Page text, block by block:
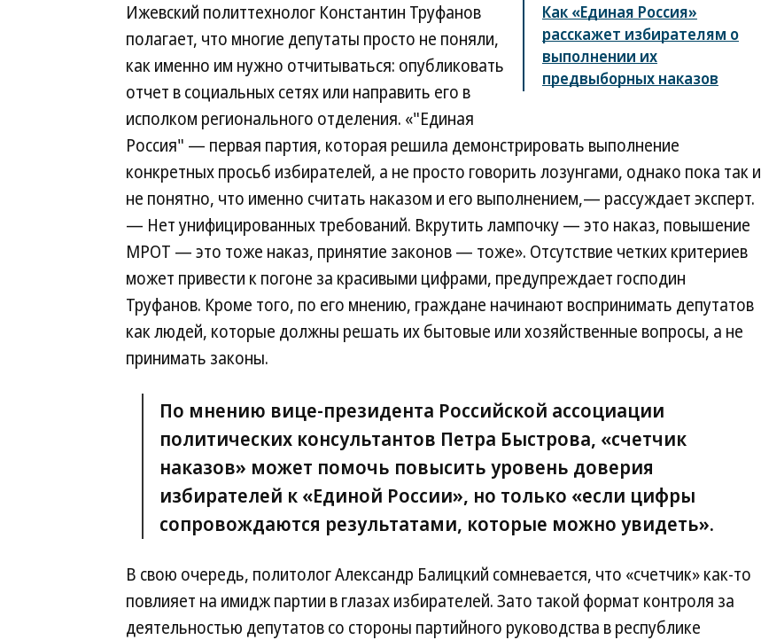
Как «Единая Россия»
расскажет избирателям о
выполнении их
предвыборных наказов
Ижевский политтехнолог Константин Труфанов
полагает, что многие депутаты просто не поняли,
как именно им нужно отчитываться: опубликовать
отчет в социальных сетях или направить его в
исполком регионального отделения. «"Единая
Россия" — первая партия, которая решила демонстрировать выполнение
конкретных просьб избирателей, а не просто говорить лозунгами, однако пока так и
не понятно, что именно считать наказом и его выполнением,— рассуждает эксперт.
— Нет унифицированных требований. Вкрутить лампочку — это наказ, повышение
МРОТ — это тоже наказ, принятие законов — тоже». Отсутствие четких критериев
может привести к погоне за красивыми цифрами, предупреждает господин
Труфанов. Кроме того, по его мнению, граждане начинают воспринимать депутатов
как людей, которые должны решать их бытовые или хозяйственные вопросы, а не
принимать законы.
По мнению вице-президента Российской ассоциации
политических консультантов Петра Быстрова, «счетчик
наказов» может помочь повысить уровень доверия
избирателей к «Единой России», но только «если цифры
сопровождаются результатами, которые можно увидеть».
В свою очередь, политолог Александр Балицкий сомневается, что «счетчик» как-то
повлияет на имидж партии в глазах избирателей. Зато такой формат контроля за
деятельностью депутатов со стороны партийного руководства в республике